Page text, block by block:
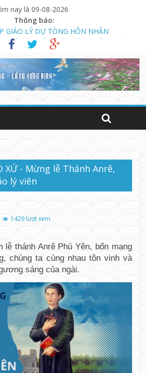
nay là 09-08-2026
Thông báo:
GIÁO LÝ DỰ TÒNG HÔN NHÂN
GIẢNG KHÓA GIÁO LÝ DỰ TÒNG VÀ
VỤ TUẦN THÁNH NĂM 2023
XỨ - Mừng lễ Thánh Anrê,
lý viên
1429lượt xem
lễ thánh Anrê Phú Yên, bổn mạng
chúng ta cùng nhau tôn vinh và
sáng của ngài.